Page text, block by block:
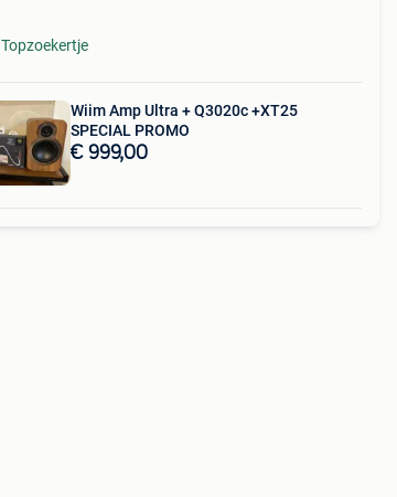
Topzoekertje
Wiim Amp Ultra + Q3020c +XT25
SPECIAL PROMO
€ 999,00